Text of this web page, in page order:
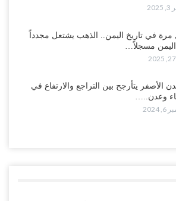
مرة في تاريخ اليمن.. الذهب يشتعل مجدداً
مسجلاً…
الأصفر يتأرجح بين التراجع والارتفاع في
وعدن..…